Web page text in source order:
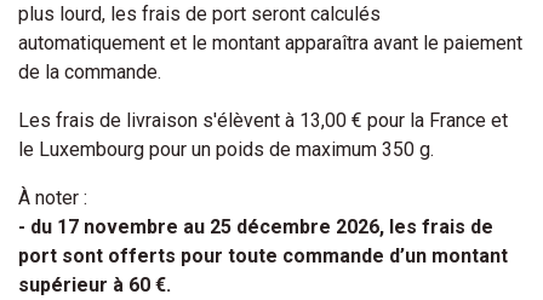
plus lourd, les frais de port seront calculés
automatiquement et le montant apparaîtra avant le paiement
de la commande.
Les frais de livraison s'élèvent à 13,00 € pour la France et
le Luxembourg pour un poids de maximum 350 g.
À noter :
- du 17 novembre au 25 décembre 2026, les frais de
port sont offerts pour toute commande d’un montant
supérieur à 60 €.